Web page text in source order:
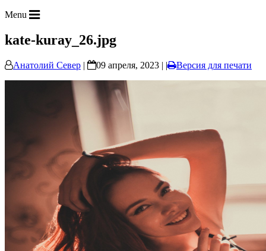
Menu
kate-kuray_26.jpg
Анатолий Север | 09 апреля, 2023 | | Версия для печати